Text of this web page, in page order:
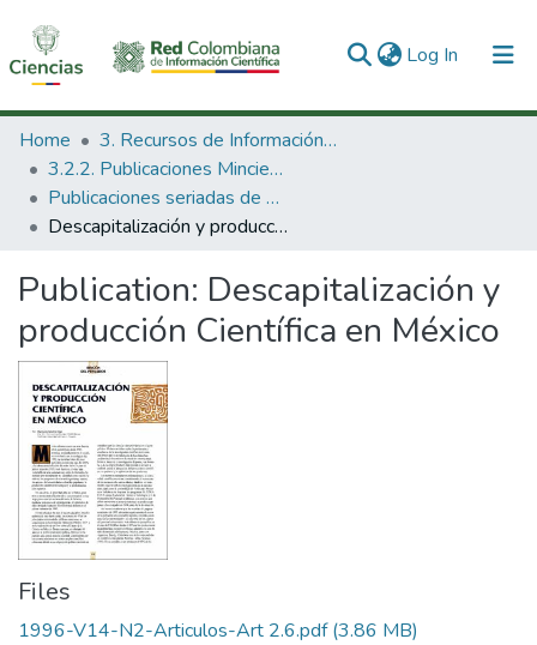
Log In (current)
Communities & Collections
All of DSpace
Statistics
Home
3. Recursos de Información Científica y Tecnológica
3.2.2. Publicaciones Minciencias
Publicaciones seriadas de Minciencias
Descapitalización y producción Científica en México
Publication: Descapitalización y
producción Científica en México
Files
1996-V14-N2-Articulos-Art 2.6.pdf(3.86 MB)